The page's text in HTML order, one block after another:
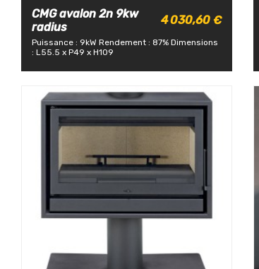
CMG avalon 2n 9kw
radius
4 030,60 €
Puissance : 9kW Rendement : 87% Dimensions
: L55.5 x P49 x H109